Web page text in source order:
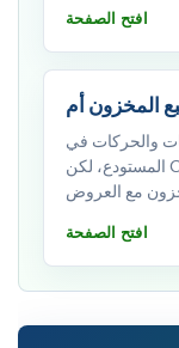
افتح الصفحة
والحركات في
المستودع، لكن CRM أفضل عندما يجب أن تعمل بيانات
افتح الصفحة